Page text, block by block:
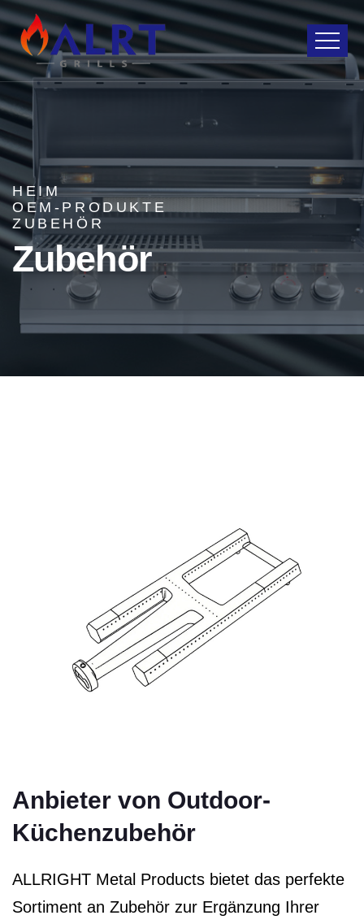
HEIM
OEM-PRODUKTE
ZUBEHÖR
Zubehör
Anbieter von Outdoor-
Küchenzubehör
ALLRIGHT Metal Products bietet das perfekte
Sortiment an Zubehör zur Ergänzung Ihrer